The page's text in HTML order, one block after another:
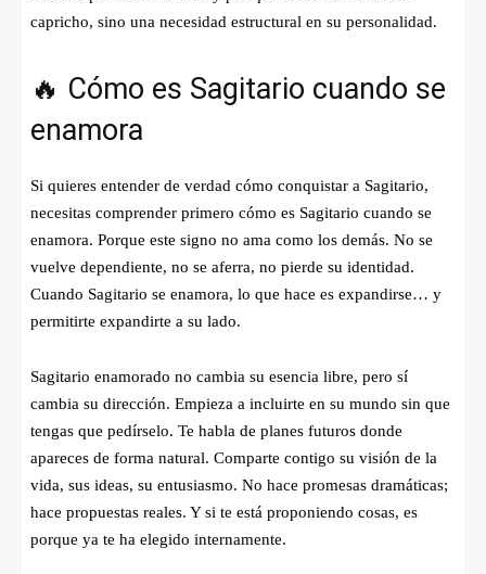
capricho, sino una necesidad estructural en su personalidad.
🔥 Cómo es Sagitario cuando se
enamora
Si quieres entender de verdad cómo conquistar a Sagitario,
necesitas comprender primero cómo es Sagitario cuando se
enamora. Porque este signo no ama como los demás. No se
vuelve dependiente, no se aferra, no pierde su identidad.
Cuando Sagitario se enamora, lo que hace es expandirse… y
permitirte expandirte a su lado.
Sagitario enamorado no cambia su esencia libre, pero sí
cambia su dirección. Empieza a incluirte en su mundo sin que
tengas que pedírselo. Te habla de planes futuros donde
apareces de forma natural. Comparte contigo su visión de la
vida, sus ideas, su entusiasmo. No hace promesas dramáticas;
hace propuestas reales. Y si te está proponiendo cosas, es
porque ya te ha elegido internamente.